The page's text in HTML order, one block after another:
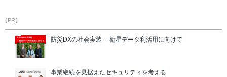
【PR】
防災DXの社会実装 －衛星データ利活用に向けて
事業継続を見据えたセキュリティを考える